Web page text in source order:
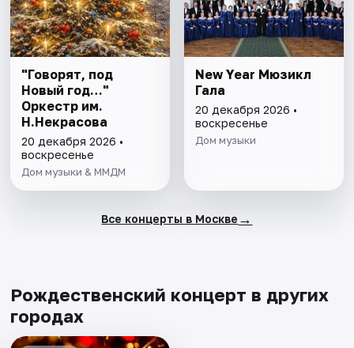
"Говорят, под
Новый год…"
Оркестр им.
Н.Некрасова
20 декабря 2026 •
воскресенье
Дом музыки & ММДМ
New Year Мюзикл
Гала
20 декабря 2026 •
воскресенье
Дом музыки
Все концерты в Москве →
Рождественский концерт в других
городах